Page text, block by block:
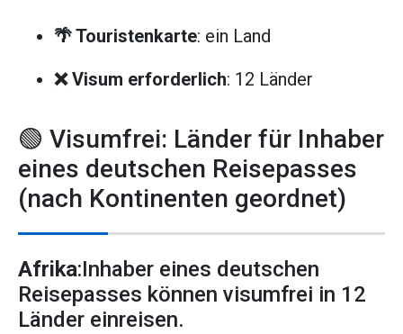
🌴 Touristenkarte: ein Land
❌ Visum erforderlich: 12 Länder
🟢 Visumfrei: Länder für Inhaber
eines deutschen Reisepasses
(nach Kontinenten geordnet)
Afrika:Inhaber eines deutschen
Reisepasses können visumfrei in 12
Länder einreisen.